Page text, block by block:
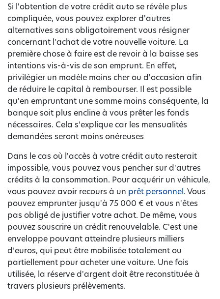
Si l'obtention de votre crédit auto se révèle plus
compliquée, vous pouvez explorer d'autres
alternatives sans obligatoirement vous résigner
concernant l'achat de votre nouvelle voiture. La
première chose à faire est de revoir à la baisse ses
intentions vis-à-vis de son emprunt. En effet,
privilégier un modèle moins cher ou d'occasion afin
de réduire le capital à rembourser. Il est possible
qu'en empruntant une somme moins conséquente, la
banque soit plus encline à vous prêter les fonds
nécessaires. Cela s’explique car les mensualités
demandées seront moins onéreuses
Dans le cas où l'accès à votre crédit auto resterait
impossible, vous pouvez vous pencher sur d'autres
crédits à la consommation. Pour acquérir un véhicule,
vous pouvez avoir recours à un prêt personnel. Vous
pouvez emprunter jusqu'à 75 000 € et vous n'êtes
pas obligé de justifier votre achat. De même, vous
pouvez souscrire un crédit renouvelable. C'est une
enveloppe pouvant atteindre plusieurs milliers
d’euros, qui peut être mobilisée totalement ou
partiellement pour acheter une voiture. Une fois
utilisée, la réserve d'argent doit être reconstituée à
travers plusieurs prélèvements.